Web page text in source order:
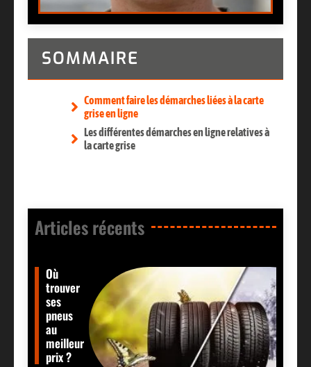
SOMMAIRE
Comment faire les démarches liées à la carte
grise en ligne
Les différentes démarches en ligne relatives à
la carte grise
Articles récents​
Où
trouver
ses
pneus
au
meilleur
prix ?